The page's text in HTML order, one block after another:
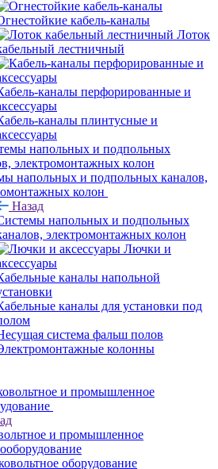
кабель-каналы
Лоток
лестничный
каналы перфорированные и
каналы плинтусные и
напольных и подпольных каналов,
колон
Назад
напольных и подпольных
электромонтажных колон
Лючки и
каналы напольной
каналы для установки под
система фальш полов
колонны
и промышленное
и промышленное